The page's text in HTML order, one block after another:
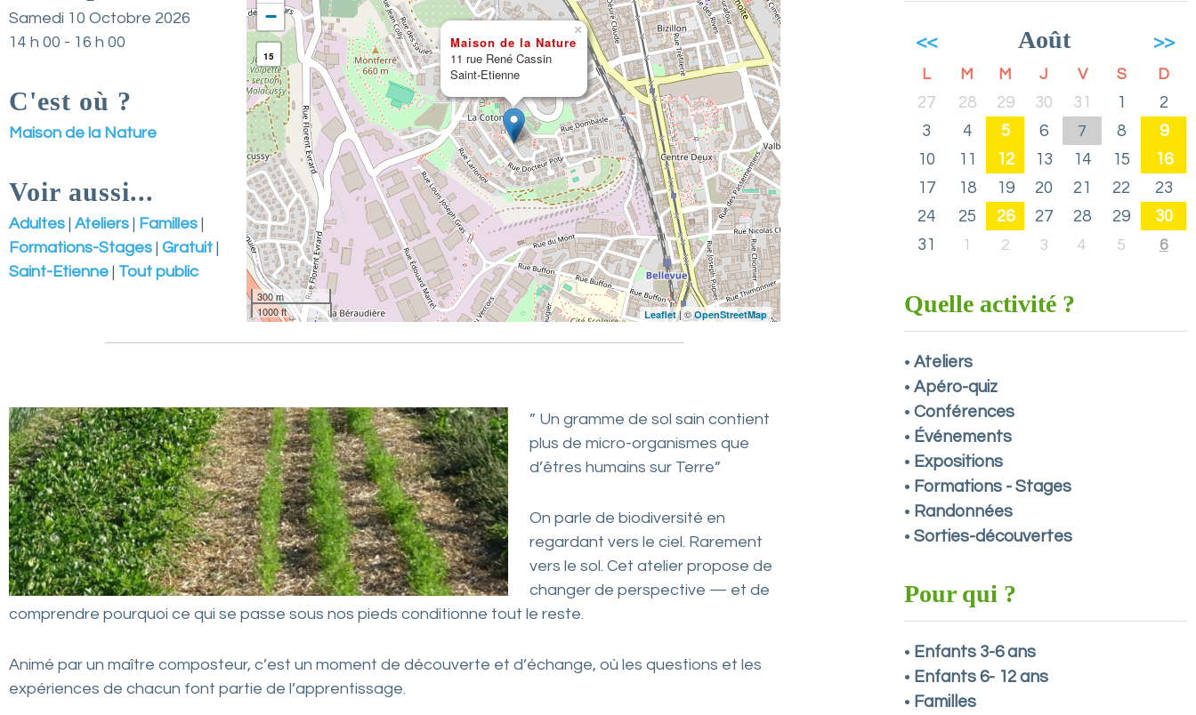
r
o
n
m
t
L
o
i
r
e
e
t
Maison de la Nature
11 rue René Cassin
Saint-Etienne
×
−
15
300 m
1000 ft
Leaflet| ©OpenStreetMap
Samedi 10 Octobre 2026
14 h 00 - 16 h 00
C'est où ?
Maison de la Nature
Voir aussi...
Adultes Ateliers
Familles
Formations-Stages Gratuit
Saint-Etienne
Tout public
” Un gramme de sol sain contient
plus de micro-organismes que
d’êtres humains sur Terre”
On parle de biodiversité en
regardant vers le ciel. Rarement
vers le sol. Cet atelier propose de
changer de perspective — et de
comprendre pourquoi ce qui se passe sous nos pieds conditionne tout le reste.
Animé par un maître composteur, c’est un moment de découverte et d’échange, où les questions et les
expériences de chacun font partie de l’apprentissage.
<< Août >>
L M M J V S D
27 28 29 30 31 1
2
3
4 5 6 7 8
9
10
11 12 13 14 15
16
17
18 19 20 21 22
23
24
25 26 27 28 29
30
31
1 2 3 4 5 6
Quelle activité ?
•Ateliers
•Apéro-quiz
•Conférences
• Événements
• Expositions
• Formations - Stages
• Randonnées
•Sorties-découvertes
Pour qui ?
• Enfants 3-6 ans
• Enfants 6- 12 ans
• Familles